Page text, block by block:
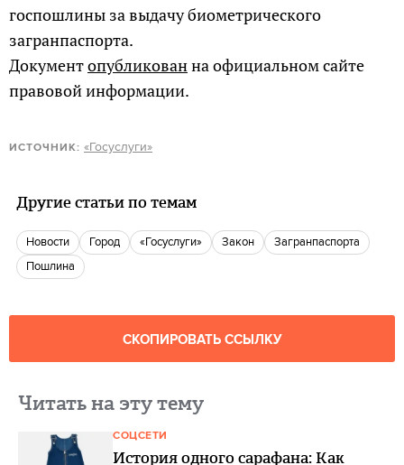
госпошлины за выдачу биометрического
загранпаспорта.
Документопубликованна официальном сайте
правовой информации.
ИСТОЧНИК: «Госуслуги»
Другие статьи по темам
новости город «Госуслуги» закон
Загранпаспорта
Пошлина
СКОПИРОВАТЬ ССЫЛКУ
Читать на эту тему
СОЦСЕТИ
История одного сарафана: Как